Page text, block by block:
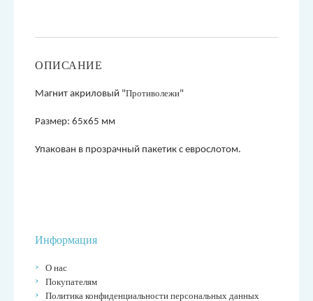
ОПИСАНИЕ
Магнит акриловый "Противолежи"
Размер: 65х65 мм
Упакован в прозрачный пакетик с еврослотом.
Информация
О нас
Покупателям
Политика конфиденциальности персональных данных